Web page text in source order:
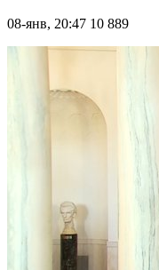
08-янв, 20:47 10 889